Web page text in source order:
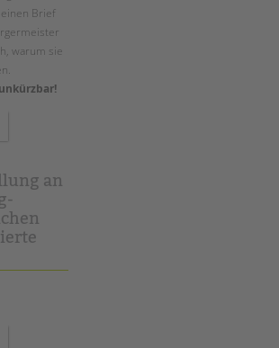
Brief
warum sie
an